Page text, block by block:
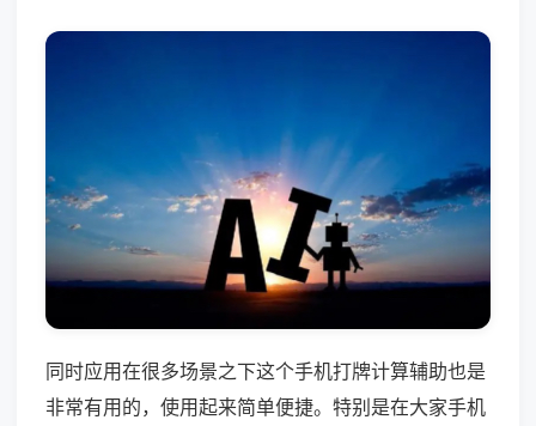
同时应用在很多场景之下这个手机打牌计算辅助也是
非常有用的，使用起来简单便捷。特别是在大家手机